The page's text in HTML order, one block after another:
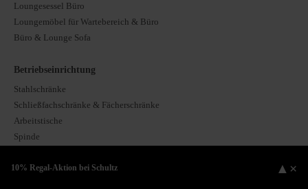
10% Regal-Aktion bei Schultz ▲ ×
Loungesessel Büro
Loungemöbel für Wartebereich & Büro
Büro & Lounge Sofa
Betriebseinrichtung
Stahlschränke
Schließfachschränke & Fächerschränke
Arbeitstische
Spinde